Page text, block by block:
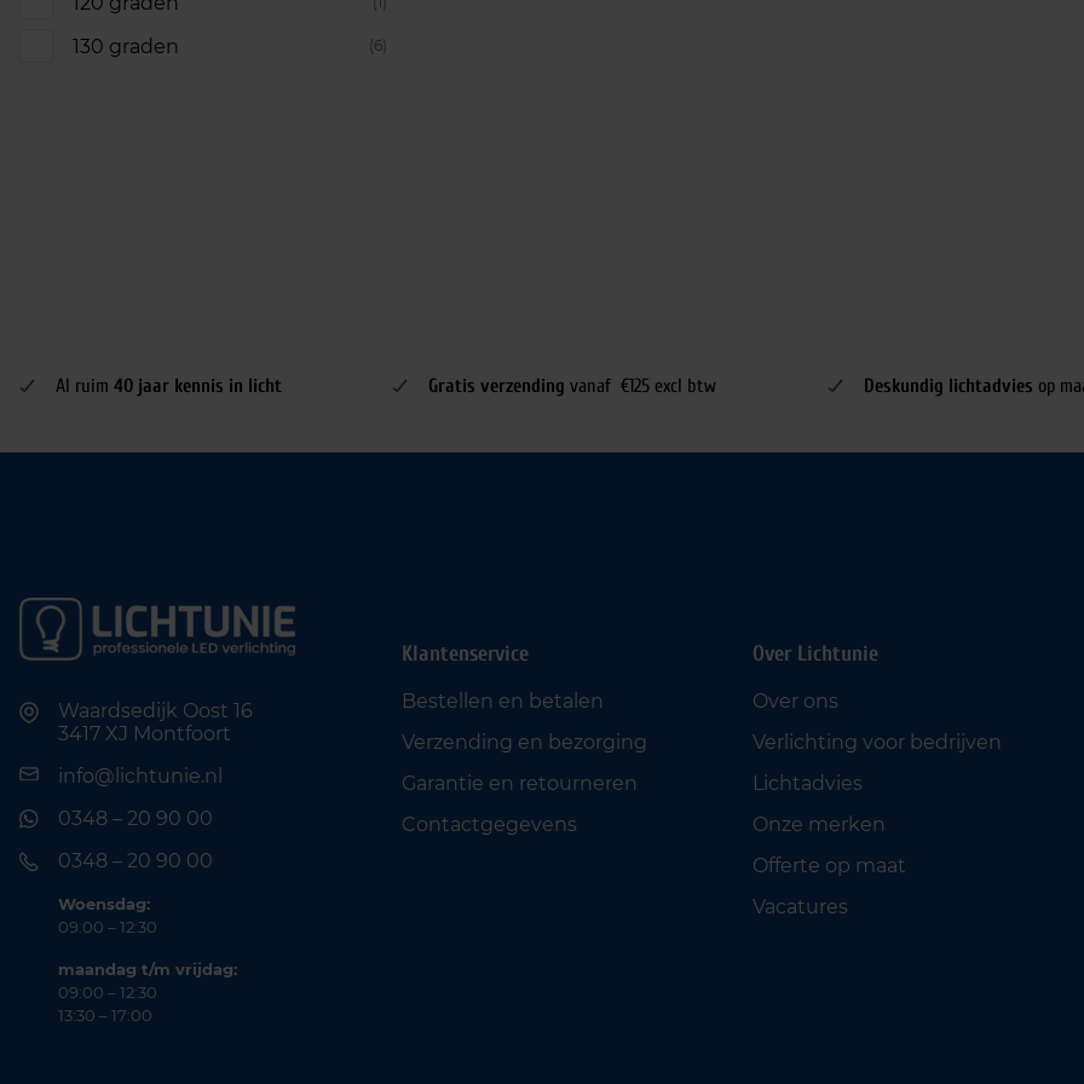
130 graden (6)
Al ruim 40 jaar kennis in licht Gratis verzending vanaf €125 excl btw Deskundig lichtadvies op
Waardsedijk Oost 16
3417 XJ Montfoort
info@lichtunie.nl
0348 – 20 90 00
0348 – 20 90 00
Woensdag:
09:00 – 12:30
maandag t/m vrijdag:
09:00 – 12:30
13:30 – 17:00
Klantenservice
Bestellen en betalen
Verzending en bezorging
Garantie en retourneren
Contactgegevens
Over Lichtunie
Over ons
Verlichting voor bedrijven
Lichtadvies
Onze merken
Offerte op maat
Vacatures